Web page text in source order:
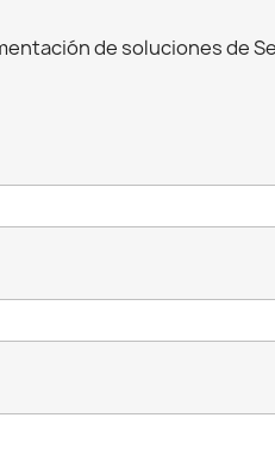
de soluciones de